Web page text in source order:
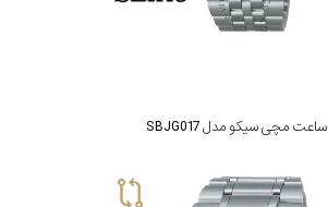
ساعت مچی سیکو مدل SBJG017